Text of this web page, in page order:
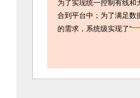
为了实现统一控制有线和
合到平台中；为了满足数
的需求，系统级实现了“